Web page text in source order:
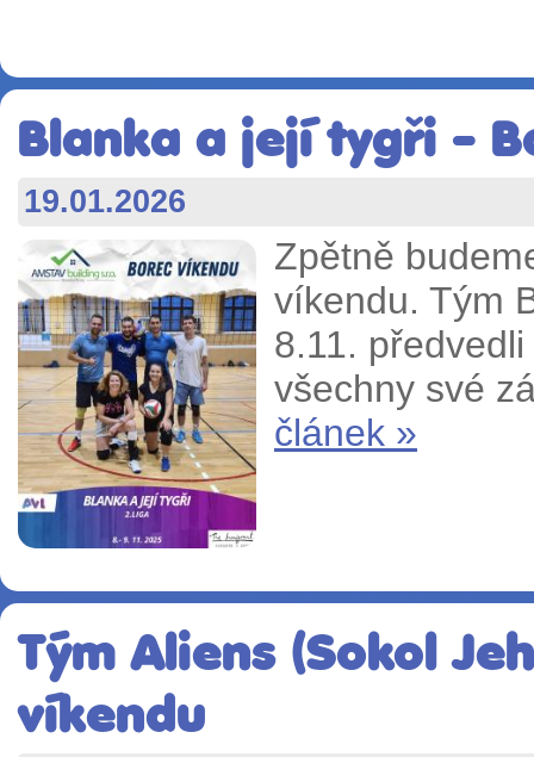
Blanka a její tygři -
19.01.2026
Zpětně
víkendu. Tým
8.11.
všechny své
článek »
Tým Aliens (Sokol
víkendu